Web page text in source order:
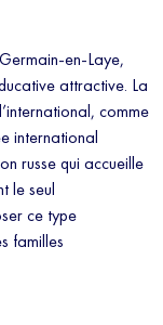
en-Laye,
attractive. La
comme
international
russe qui accueille
le seul
ce type
familles